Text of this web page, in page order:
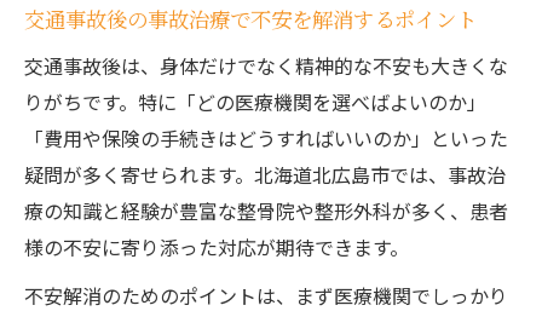
交通事故後の事故治療で不安を解消するポイント
交通事故後は、身体だけでなく精神的な不安も大きくな
りがちです。特に「どの医療機関を選べばよいのか」
「費用や保険の手続きはどうすればいいのか」といった
疑問が多く寄せられます。北海道北広島市では、事故治
療の知識と経験が豊富な整骨院や整形外科が多く、患者
様の不安に寄り添った対応が期待できます。
不安解消のためのポイントは、まず医療機関でしっかり